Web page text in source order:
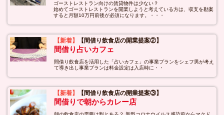
ゴーストレストラン向けの賃貸物件は少ない？
始めてゴーストレストランを開業しようと考えている方は、収支を勘案
すると月額10万円前後が必須になります。・・・
【新着】 【間借り飲食店の開業提案②】
間借り占いカフェ
間借り飲食店を活用した「占いカフェ」の事業プランをシェフ男が考え
て導き出し事業プランは料金設定は入店時に・・
【新着】 【間借り飲食店の開業提案③】
間借りで朝からカレー店